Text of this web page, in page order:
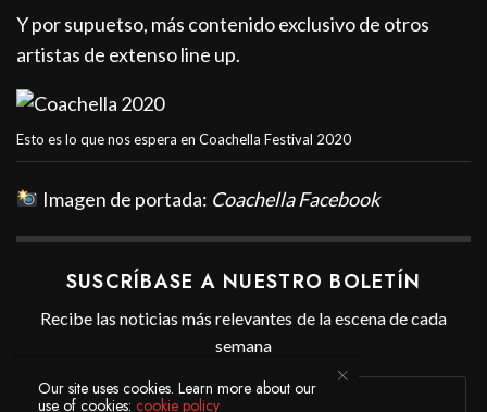
Y por supuetso, más contenido exclusivo de otros
artistas de extenso line up.
Esto es lo que nos espera en Coachella Festival 2020
Imagen de portada: Coachella Facebook
SUSCRÍBASE A NUESTRO BOLETÍN
Recibe las noticias más relevantes de la escena de cada
semana
Our site uses cookies. Learn more about our
use of cookies:cookie policy